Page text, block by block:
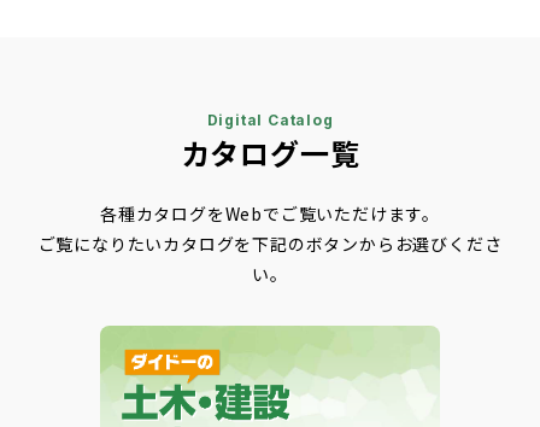
Digital Catalog
カタログ一覧
各種カタログをWebでご覧いただけます。
ご覧になりたいカタログを下記のボタンからお選びくださ
い。